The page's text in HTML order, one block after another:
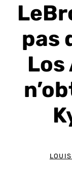
pas
Los